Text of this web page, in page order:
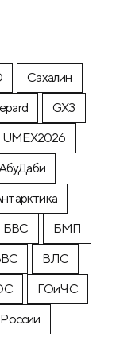
Cахалин
GX3
UMEX2026
БВС
БМП
ВЛС
ГОиЧС